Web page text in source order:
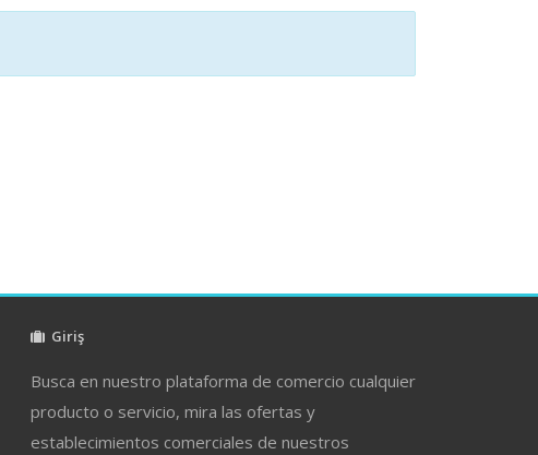
Giriş
Busca en nuestro plataforma de comercio cualquier
producto o servicio, mira las ofertas y
establecimientos comerciales de nuestros